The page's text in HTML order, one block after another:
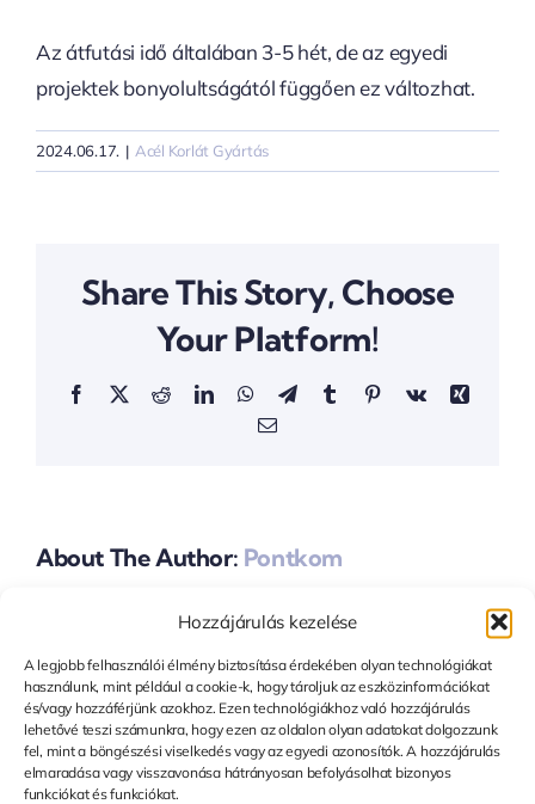
Hozzájárulás kezelése
A legjobb felhasználói élmény biztosítása érdekében olyan technológiákat
használunk, mint például a cookie-k, hogy tároljuk az eszközinformációkat
és/vagy hozzáférjünk azokhoz. Ezen technológiákhoz való hozzájárulás
lehetővé teszi számunkra, hogy ezen az oldalon olyan adatokat dolgozzunk
fel, mint a böngészési viselkedés vagy az egyedi azonosítók. A hozzájárulás
elmaradása vagy visszavonása hátrányosan befolyásolhat bizonyos
funkciókat és funkciókat.
Az átfutási idő általában 3-5 hét, de az egyedi
projektek bonyolultságától függően ez változhat.
2024.06.17. | Acél Korlát Gyártás
Share This Story, Choose
Your Platform!
Facebook
X RedditLinkedInWhatsApp
TelegramTumblrPinterestVk
Xing
Email:
About The Author: Pontkom
Hagyj Üzenetet
You must belogged into post a comment.